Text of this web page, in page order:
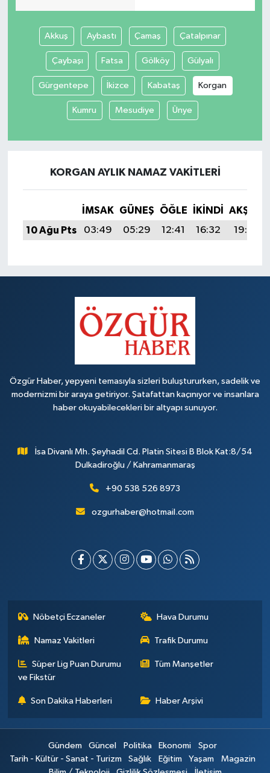
Akkuş Aybastı Çamaş Çatalpınar
Çaybaşı Fatsa Gölköy Gülyalı
Gürgentepe İkizce Kabataş Korgan
Kumru Mesudiye Ünye
KORGAN AYLIK NAMAZ VAKITLERI
İMSAK GÜNEŞ ÖĞLE İKINDI
AKŞAM
10 Ağu Pts
03:49 05:29 12:41 16:32 19:44
Özgür Haber, yepyeni temasıyla sizleri buluştururken, sadelik ve
modernizmi bir araya getiriyor. Şatafattan kaçınıyor ve insanlara
haber okuyabilecekleri bir altyapı sunuyor.
İsa Divanlı Mh. Şeyhadil Cd. Platin Sitesi B Blok Kat:8/54
Dulkadiroğlu / Kahramanmaraş
+90 538 526 8973
ozgurhaber@hotmail.com
Nöbetçi Eczaneler Hava Durumu
Namaz Vakitleri Trafik Durumu
Süper Lig Puan Durumu
ve Fikstür
Tüm Manşetler
Son Dakika Haberleri Haber Arşivi
Gündem Güncel Politika Ekonomi
Spor
Tarih - Kültür - Sanat - Turizm
Sağlık Eğitim Yaşam
Magazin